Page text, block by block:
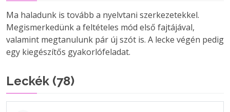
Ma haladunk is tovább a nyelvtani szerkezetekkel.
Megismerkedünk a feltételes mód első fajtájával,
valamint megtanulunk pár új szót is. A lecke végén pedig
egy kiegészítős gyakorlófeladat.
Leckék (78)